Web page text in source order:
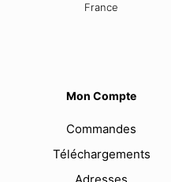
France
Mon Compte
Commandes
Téléchargements